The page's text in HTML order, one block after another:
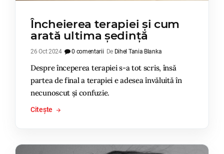
Încheierea terapiei și cum
arată ultima ședință
26 Oct 2024 0 comentarii De Dihel Tania Blanka
Despre începerea terapiei s-a tot scris, însă
partea de final a terapiei e adesea învăluită în
necunoscut și confuzie.
Citește